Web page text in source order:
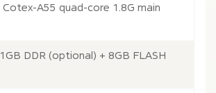
Cotex-A55 quad-core 1.8G main
1GB DDR (optional) + 8GB FLASH